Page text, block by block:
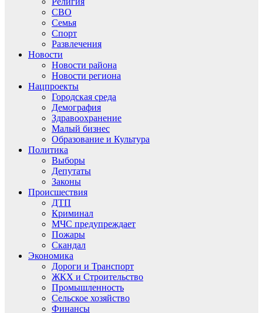
СВО
Семья
Спорт
Развлечения
Новости
Новости района
Новости региона
Нацпроекты
Городская среда
Демография
Здравоохранение
Малый бизнес
Образование и Культура
Политика
Выборы
Депутаты
Законы
Происшествия
ДТП
Криминал
МЧС предупреждает
Пожары
Скандал
Экономика
Дороги и Транспорт
ЖКХ и Строительство
Промышленность
Сельское хозяйство
Финансы